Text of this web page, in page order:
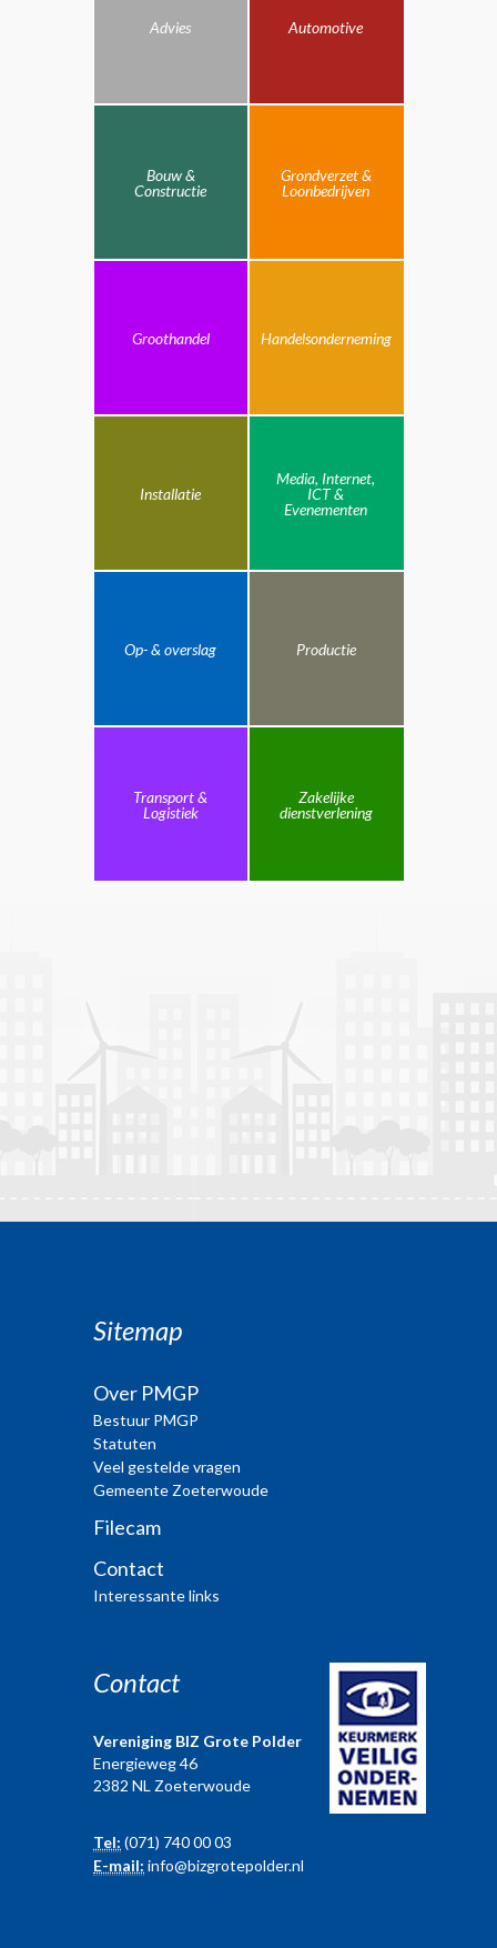
Advies Automotive
Bouw &
Constructie
Grondverzet &
Loonbedrijven
Groothandel Handelsonderneming
Installatie
Media, Internet,
ICT &
Evenementen
Op- & overslag Productie
Transport &
Logistiek
Zakelijke
dienstverlening
Sitemap
Over PMGP
Bestuur PMGP
Statuten
Veel gestelde vragen
Gemeente Zoeterwoude
Filecam
Contact
Interessante links
Contact
Vereniging BIZ Grote Polder
Energieweg 46
2382 NL Zoeterwoude
Tel: (071) 740 00 03
E-mail: info@bizgrotepolder.nl